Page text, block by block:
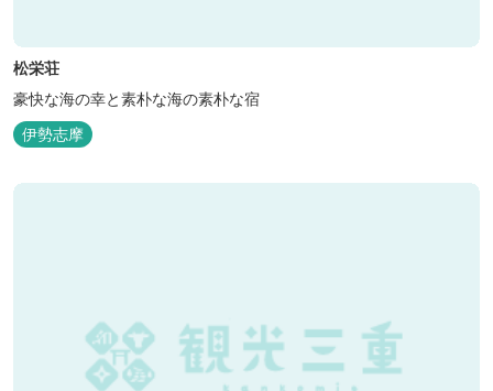
松栄荘
豪快な海の幸と素朴な海の素朴な宿
伊勢志摩